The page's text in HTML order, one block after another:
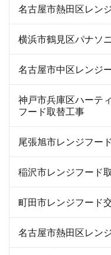
名古屋市熱田区レン
横浜市鶴見区パナソ
名古屋市中区レンジ
神戸市兵庫区ハーテ
フード取替工事
尾張旭市レンジフー
稲沢市レンジフード
町田市レンジフード
名古屋市熱田区レン